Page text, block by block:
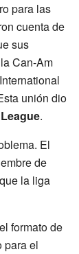
para las
cuenta de
sus
Can-Am
unión dio
.
El
de
la liga
formato de
para el